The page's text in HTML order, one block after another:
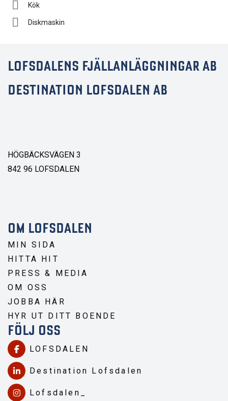
Kök
Diskmaskin
LOFSDALENS FJÄLLANLÄGGNINGAR AB
DESTINATION LOFSDALEN AB
HÖGBÄCKSVÄGEN 3
842 96 LOFSDALEN
OM LOFSDALEN
MIN SIDA
HITTA HIT
PRESS & MEDIA
OM OSS
JOBBA HÄR
HYR UT DITT BOENDE
FÖLJ OSS
LOFSDALEN
Destination Lofsdalen
Lofsdalen_